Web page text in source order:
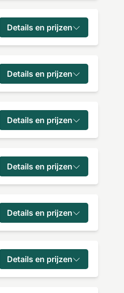
Details en prijzen
Details en prijzen
Details en prijzen
Details en prijzen
Details en prijzen
Details en prijzen